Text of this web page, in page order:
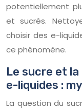
potentiellement
et sucrés.
choisir des e-
ce phénomène.
Le sucre et
e-liquides :
La question du